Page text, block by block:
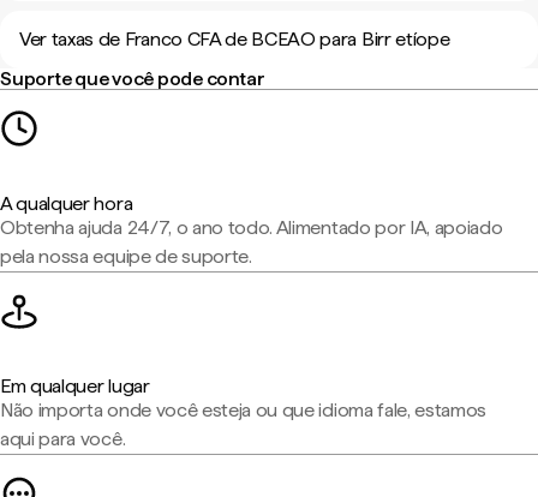
Ver taxas de Franco CFA de BCEAO para Birr etíope
Suporte que você pode contar
A qualquer hora
Obtenha ajuda 24/7, o ano todo. Alimentado por IA, apoiado
pela nossa equipe de suporte.
Em qualquer lugar
Não importa onde você esteja ou que idioma fale, estamos
aqui para você.